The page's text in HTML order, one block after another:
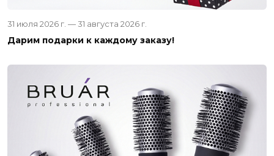
31 июля 2026 г. — 31 августа 2026 г.
Дарим подарки к каждому заказу!